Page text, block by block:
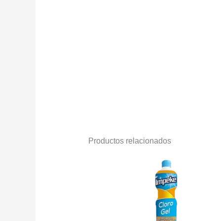
Productos relacionados